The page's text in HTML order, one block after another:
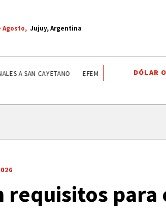
Agosto, Jujuy, Argentina
A SAN CAYETANO FIESTAS PATRONALES A
DÓLAR
requisitos